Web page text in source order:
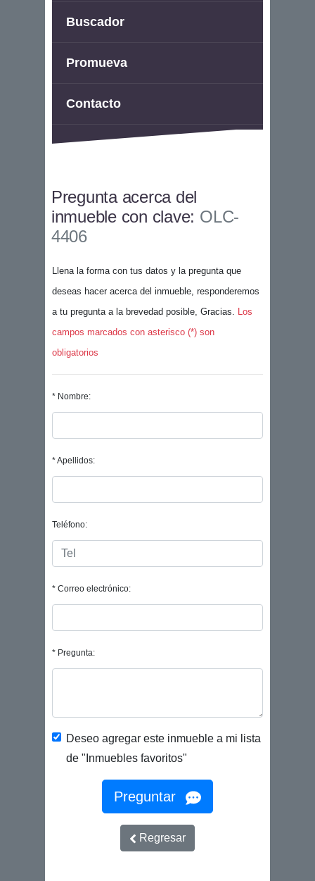
Buscador
Promueva
Contacto
Pregunta acerca del
inmueble con clave: OLC-
4406
Llena la forma con tus datos y la pregunta que
deseas hacer acerca del inmueble, responderemos
a tu pregunta a la brevedad posible, Gracias. Los
campos marcados con asterisco (*) son
obligatorios
* Nombre:
* Apellidos:
Teléfono:
* Correo electrónico:
* Pregunta:
Deseo agregar este inmueble a mi lista
de "Inmuebles favoritos"
Preguntar
Regresar